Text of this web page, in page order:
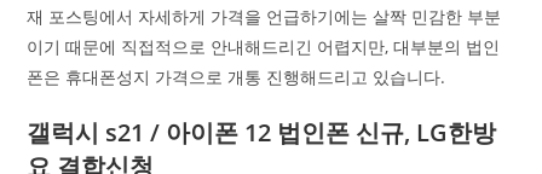
재 포스팅에서 자세하게 가격을 언급하기에는 살짝 민감한 부분
이기 때문에 직접적으로 안내해드리긴 어렵지만, 대부분의 법인
폰은 휴대폰성지 가격으로 개통 진행해드리고 있습니다.
갤럭시 s21 / 아이폰 12 법인폰 신규, LG한방
요 결합신청